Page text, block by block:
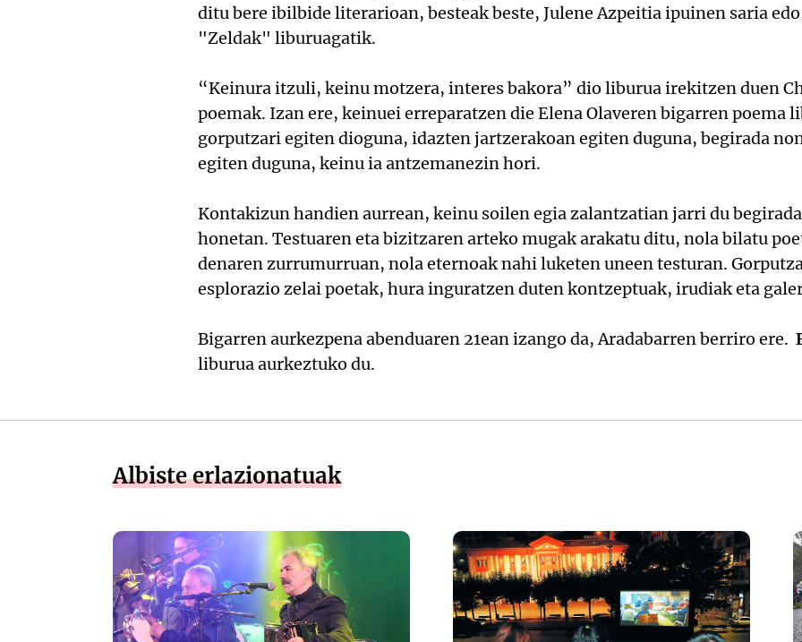
ditu bere ibilbide literarioan, besteak beste, Julene Azpeitia ipuinen saria
"Zeldak" liburuagatik.
“Keinura itzuli, keinu motzera, interes bakora” dio liburua irekitzen duen
poemak. Izan ere, keinuei erreparatzen die Elena Olaveren bigarren poema
gorputzari egiten dioguna, idazten jartzerakoan egiten duguna, begirada
egiten duguna, keinu ia antzemanezin hori.
Kontakizun handien aurrean, keinu soilen egia zalantzatian jarri du
honetan. Testuaren eta bizitzaren arteko mugak arakatu ditu, nola bilatu
denaren zurrumurruan, nola eternoak nahi luketen uneen testuran.
esplorazio zelai poetak, hura inguratzen duten kontzeptuak, irudiak eta
Bigarren aurkezpena abenduaren 21ean izango da, Aradabarren berriro ere.
liburua aurkeztuko du.
Albiste erlazionatuak